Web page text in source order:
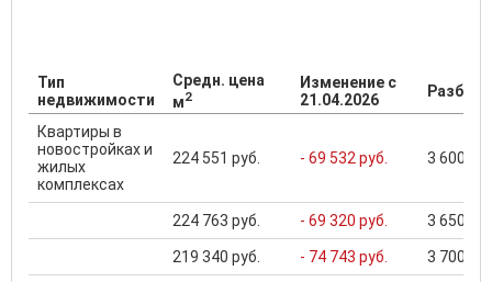
Тип
недвижимости
Средн. цена
м2
Изменение с
21.04.2026
Квартиры в
новостройках и
жилых
комплексах
224 551 руб. - 69 532 руб. 3 600
224 763 руб. - 69 320 руб. 3 650
219 340 руб. - 74 743 руб. 3 700